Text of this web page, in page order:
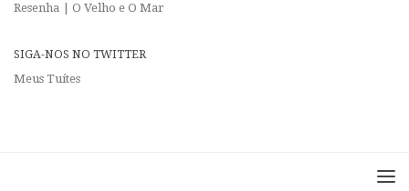
Resenha | O Velho e O Mar
SIGA-NOS NO TWITTER
Meus Tuítes